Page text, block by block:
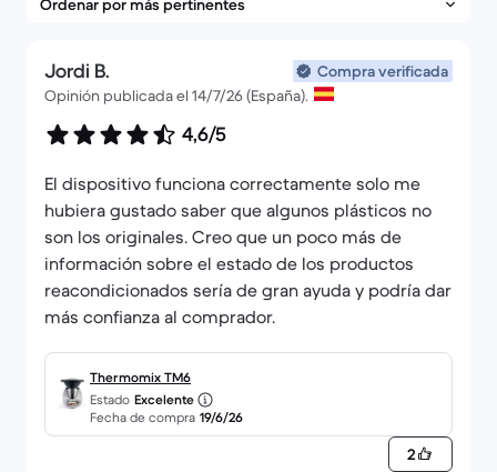
Jordi B.
Compra verificada
Opinión publicada el 14/7/26 (España).
4,6/5
El dispositivo funciona correctamente solo me
hubiera gustado saber que algunos plásticos no
son los originales. Creo que un poco más de
información sobre el estado de los productos
reacondicionados sería de gran ayuda y podría dar
más confianza al comprador.
Thermomix TM6
Estado Excelente
Fecha de compra 19/6/26
2